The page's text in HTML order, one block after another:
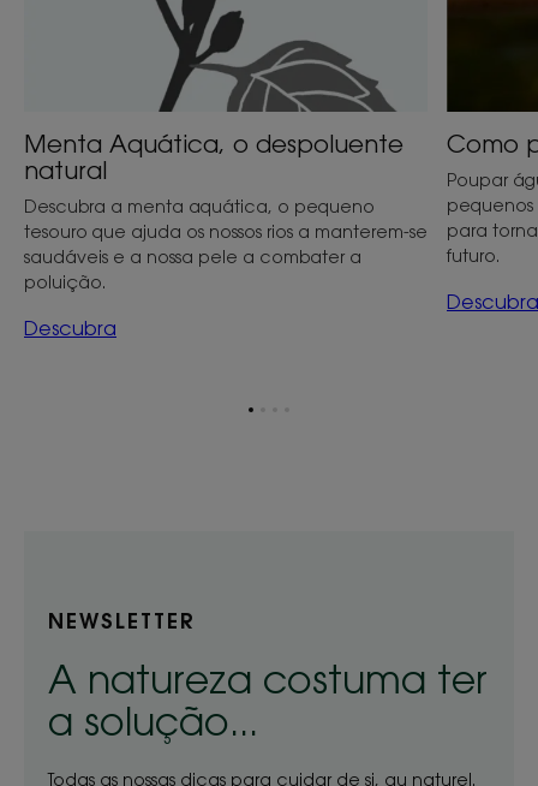
Menta Aquática, o despoluente
natural
Descubra a menta aquática, o pequeno
tesouro que ajuda os nossos rios a manterem-se
saudáveis e a nossa pele a combater a
poluição.
Descubra
Como
Poupar
pequenos
para
futuro.
Descubra
Ir
NEWSLETTER
A natureza costuma ter
a solução...
Todas as nossas dicas para cuidar de si, au naturel.